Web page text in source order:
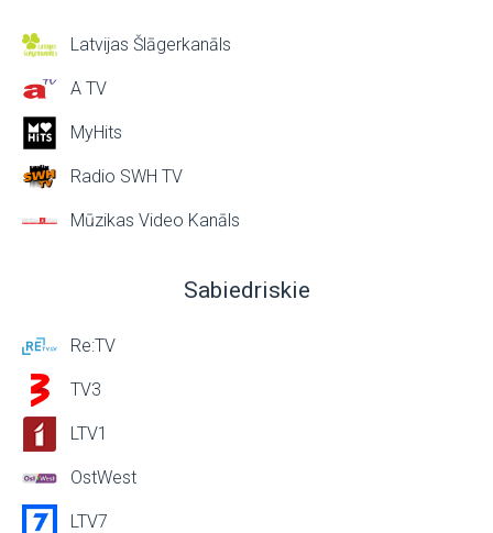
Latvijas Šlāgerkanāls
A TV
MyHits
Radio SWH TV
Mūzikas Video Kanāls
Sabiedriskie
Re:TV
TV3
LTV1
OstWest
LTV7